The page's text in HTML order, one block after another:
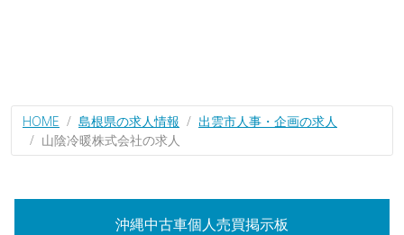
HOME 島根県の求人情報
出雲市人事・企画の求人
山陰冷暖株式会社の求人
沖縄中古車個人売買掲示板